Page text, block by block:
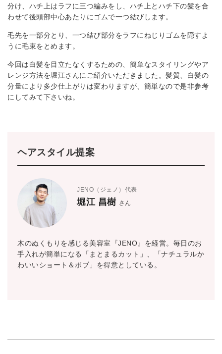
分け、ハチ上はラフに三つ編みをし、ハチ上とハチ下の髪を合
わせて後頭部中心あたりにゴムで一つ結びします。
毛先を一部分とり、一つ結び部分をラフにねじりゴムを隠すよ
うに毛束をとめます。
今回は白髪を目立たなくするための、簡単なスタイリングやア
レンジ方法を堀江さんにご紹介いただきました。髪質、白髪の
分量により多少仕上がりは変わりますが、簡単なので是非参考
にしてみて下さいね。
ヘアスタイル提案
JENO（ジェノ）代表
堀江 昌樹 さん
木のぬくもりを感じる美容室『JENO』を経営。毎日のお
手入れが簡単になる「まとまるカット」、「ナチュラルか
わいいショート＆ボブ」を得意としている。